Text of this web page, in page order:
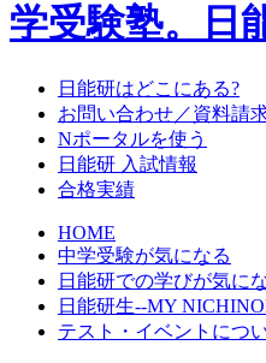
学受験塾。日
日能研はどこにある?
お問い合わせ／資料請
Nポータルを使う
日能研 入試情報
合格実績
HOME
中学受験が気になる
日能研での学びが気に
日能研生--MY
テスト・イベントにつ